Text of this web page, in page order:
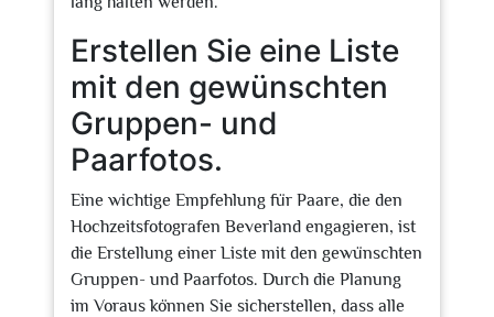
Erstellen Sie eine Liste
mit den gewünschten
Gruppen- und
Paarfotos.
Eine wichtige Empfehlung für Paare, die den
Hochzeitsfotografen Beverland engagieren, ist
die Erstellung einer Liste mit den gewünschten
Gruppen- und Paarfotos. Durch die Planung
im Voraus können Sie sicherstellen, dass alle